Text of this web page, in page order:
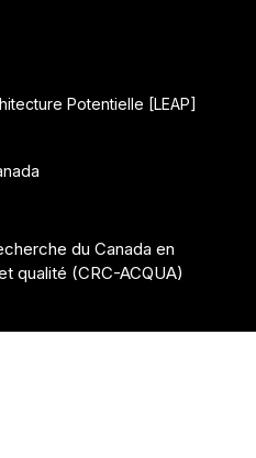
Potentielle [LEAP]
du Canada en
qualité (CRC-ACQUA)